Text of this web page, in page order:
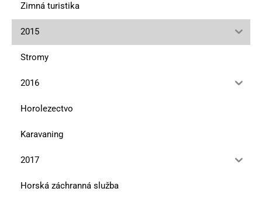
Zimná turistika
2015
Stromy
2016
Horolezectvo
Karavaning
2017
Horská záchranná služba